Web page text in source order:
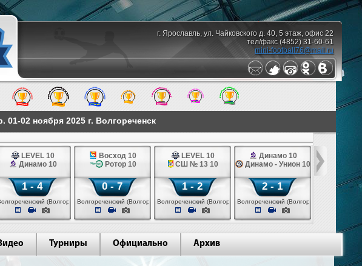
г. Ярославль, ул. Чайковского д. 40, 5 этаж, офис 22
тел/факс (4852) 31-60-61
mini-football76@mail.ru
02 ноября 2025 г. Волгореченск
LEVEL 10
Динамо 10
1 - 4
(Волгореченск)
Восход 10
Ротор 10
0 - 7
Волгореченский (Волгореченск)
LEVEL 10
СШ № 13 10
1 - 2
Волгореченский (Волгореченск)
Динамо 10
Динамо - Унион 10
2 - 1
Волгореченский (Волгореченск)
Турниры Официально Архив